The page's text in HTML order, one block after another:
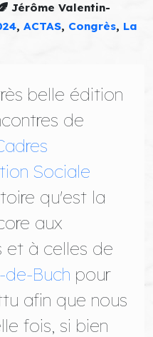
Jérôme Valentin-
,ACTAS, Congrès, La
belle édition
de
Sociale
qu'est la
aux
et à celles de
de-Buch pour
afin que nous
fois, si bien